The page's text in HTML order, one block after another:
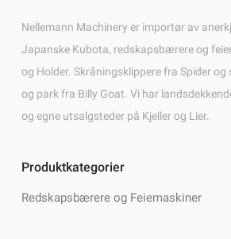
Nellemann Machinery er importør av
Japanske Kubota, redskapsbærere og
og Holder. Skråningsklippere fra Spider og
og park fra Billy Goat. Vi har
og egne utsalgsteder på Kjeller og Lier.
Produktkategorier
Redskapsbærere og Feiemaskiner